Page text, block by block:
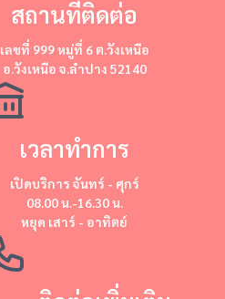
สถานที่ติดต่อ
​​เลขที่ 999 หมู่ที่ 6 ต.วังเหนือ
อ.วังเหนือ จ.ลำปาง 52140
เวลาทำการ
เปิดบริการ จันทร์ - ศุกร์
08.00 น.-16.30 น.
หยุด เสาร์ - อาทิตย์